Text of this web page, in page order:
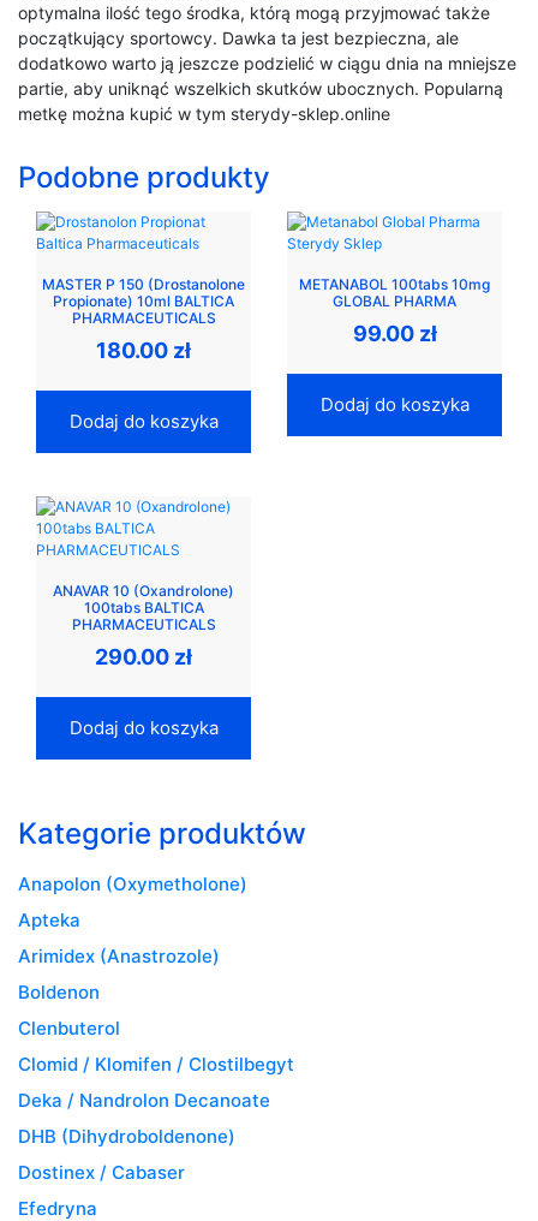
optymalna ilość tego środka, którą mogą przyjmować także
początkujący sportowcy. Dawka ta jest bezpieczna, ale
dodatkowo warto ją jeszcze podzielić w ciągu dnia na mniejsze
partie, aby uniknąć wszelkich skutków ubocznych. Popularną
metkę można kupić w tym sterydy-sklep.online
Podobne produkty
MASTER P 150 (Drostanolone
Propionate) 10ml BALTICA
PHARMACEUTICALS
180.00 zł
Dodaj do koszyka
METANABOL 100tabs 10mg
GLOBAL PHARMA
99.00 zł
Dodaj do koszyka
ANAVAR 10 (Oxandrolone)
100tabs BALTICA
PHARMACEUTICALS
290.00 zł
Dodaj do koszyka
Kategorie produktów
Anapolon (Oxymetholone)
Apteka
Arimidex (Anastrozole)
Boldenon
Clenbuterol
Clomid / Klomifen / Clostilbegyt
Deka / Nandrolon Decanoate
DHB (Dihydroboldenone)
Dostinex / Cabaser
Efedryna